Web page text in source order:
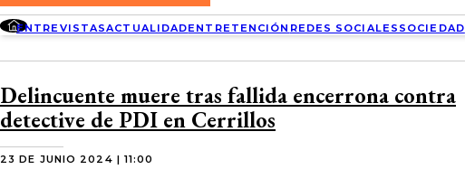
ENTRETENCIÓN
SOCIEDAD
CONCEPCIÓN
TEMUCO
VALDIVIA
DIRECCIONES
CONTACTO COMERCIAL
TARIFAS POLÍTICAS RADIO PUNTO 7
POLÍTICA DE PRIVACIDAD
ENTREVISTASACTUALIDADENTRETENCIÓN REDES SOCIALES SOCIEDAD
Delincuente muere tras fallida encerrona contra
detective de PDI en Cerrillos
23 DE JUNIO 2024 | 11:00